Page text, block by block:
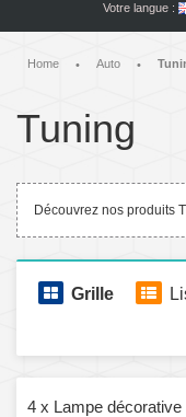
Votre langue :
Home • Auto •
Tuning
Découvrez nos produits
Grille
4 x Lampe